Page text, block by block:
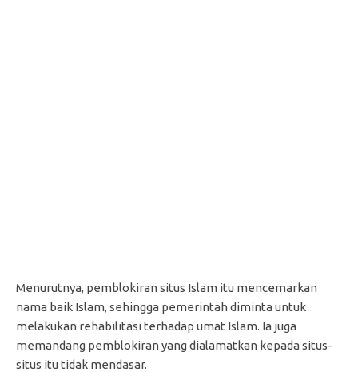
Menurutnya, pemblokiran situs Islam itu mencemarkan
nama baik Islam, sehingga pemerintah diminta untuk
melakukan rehabilitasi terhadap umat Islam. Ia juga
memandang pemblokiran yang dialamatkan kepada situs-
situs itu tidak mendasar.